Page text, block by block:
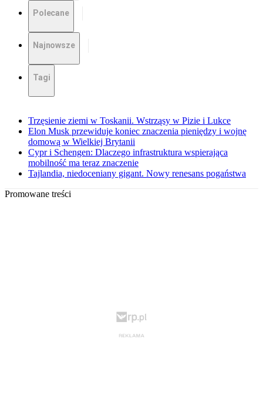
Polecane
Najnowsze
Tagi
Trzęsienie ziemi w Toskanii. Wstrząsy w Pizie i Lukce
Elon Musk przewiduje koniec znaczenia pieniędzy i wojnę
domową w Wielkiej Brytanii
Cypr i Schengen: Dlaczego infrastruktura wspierająca
mobilność ma teraz znaczenie
Tajlandia, niedoceniany gigant. Nowy renesans pogaństwa
Promowane treści